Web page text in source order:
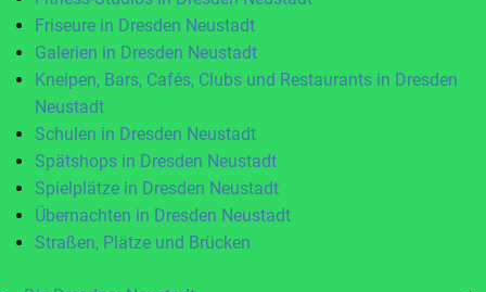
Friseure in Dresden Neustadt
Galerien in Dresden Neustadt
Kneipen, Bars, Cafés, Clubs und Restaurants in Dresden
Neustadt
Schulen in Dresden Neustadt
Spätshops in Dresden Neustadt
Spielplätze in Dresden Neustadt
Übernachten in Dresden Neustadt
Straßen, Plätze und Brücken